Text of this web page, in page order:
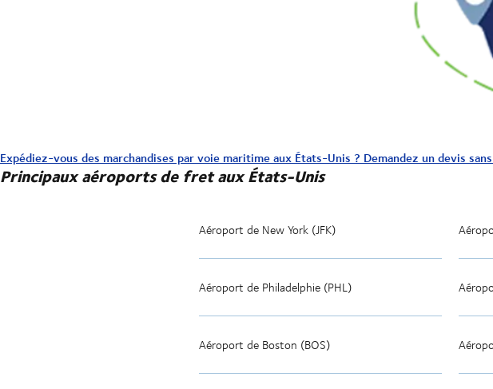
Expédiez-vous des marchandises par voie maritime aux États-Unis ? Demandez un devis
Principaux aéroports de fret aux États-Unis
Aéroport de New York (JFK)
Aéroport de Philadelphie (PHL)
Aéroport de Boston (BOS)